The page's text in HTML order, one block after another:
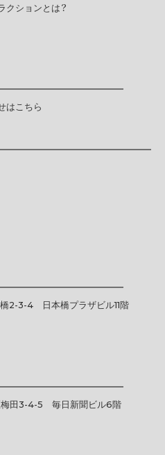
クションとは？
はこちら
2-3-4 日本橋プラザビル11階
田3-4-5 毎日新聞ビル6階